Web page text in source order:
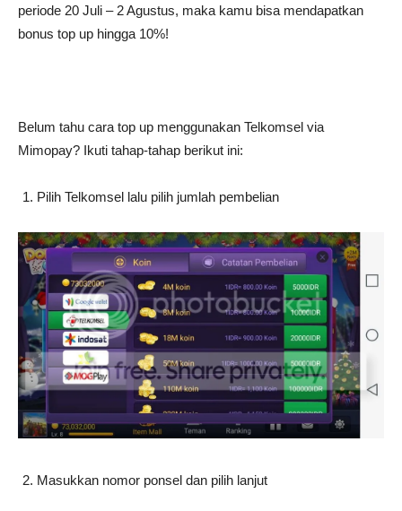
periode 20 Juli – 2 Agustus, maka kamu bisa mendapatkan
bonus top up hingga 10%!
Belum tahu cara top up menggunakan Telkomsel via
Mimopay? Ikuti tahap-tahap berikut ini:
Pilih Telkomsel lalu pilih jumlah pembelian
Masukkan nomor ponsel dan pilih lanjut